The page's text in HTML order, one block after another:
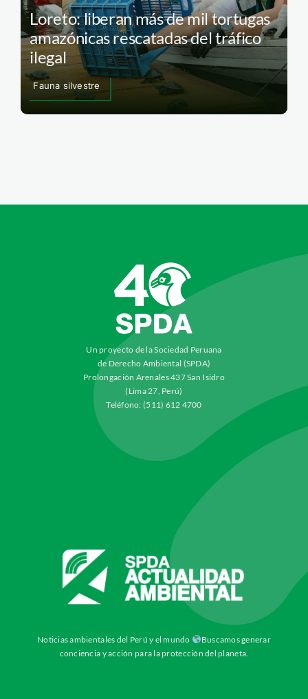
Loreto: liberan más de mil tortugas
amazónicas rescatadas del tráfico
ilegal
Fauna silvestre
Un proyecto de la Sociedad Peruana
de Derecho Ambiental (SPDA)
Prolongación Arenales 437 San Isidro
(Lima 27, Perú)
Teléfono: (511) 612 4700
Noticias ambientales del Perú y el mundo
Buscamos generar
conciencia y acción para la protección del planeta.